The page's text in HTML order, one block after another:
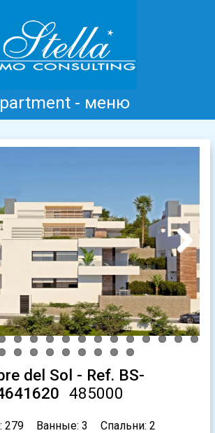
- меню
Бланка Продажа
Next
del Sol - Ref. BS-
485000
279 Ванные: 3 Спальни: 2